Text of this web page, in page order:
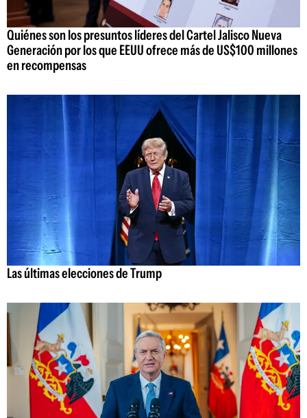
Quiénes son los presuntos líderes del Cartel Jalisco Nueva
Generación por los que EEUU ofrece más de US$100 millones
en recompensas
Las últimas elecciones de Trump